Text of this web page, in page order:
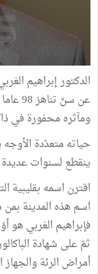
عن
ومآثره محفورة في
حياته متعدّدة
ينقطع لسنوات عديدة
اسم هذه المدينة
فإبراهيم الغربي هو
ثمّ على شهادة
أمراض الرئة والجهاز